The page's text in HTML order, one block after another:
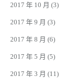
2017 年 10 月 (3)
2017 年 9 月 (3)
2017 年 8 月 (6)
2017 年 5 月 (5)
2017 年 3 月 (11)